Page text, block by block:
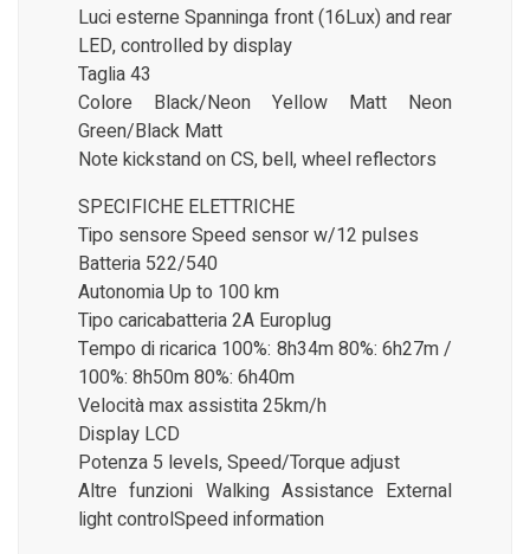
Luci esterne Spanninga front (16Lux) and rear
LED, controlled by display
Taglia 43
Colore Black/Neon Yellow Matt Neon
Green/Black Matt
Note kickstand on CS, bell, wheel reflectors
SPECIFICHE ELETTRICHE
Tipo sensore Speed sensor w/12 pulses
Batteria 522/540
Autonomia Up to 100 km
Tipo caricabatteria 2A Europlug
Tempo di ricarica 100%: 8h34m 80%: 6h27m /
100%: 8h50m 80%: 6h40m
Velocità max assistita 25km/h
Display LCD
Potenza 5 levels, Speed/Torque adjust
Altre funzioni Walking Assistance External
light controlSpeed information